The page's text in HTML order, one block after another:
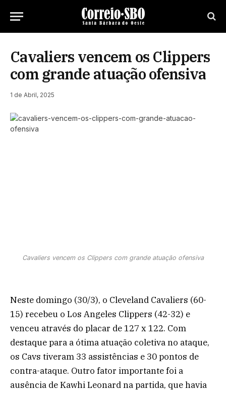
Cavaliers vencem os Clippers
com grande atuação ofensiva
1 de Abril, 2025
Cavaliers vencem os Clippers com grande atuação ofensiva
Neste domingo (30/3), o Cleveland Cavaliers (60-
15) recebeu o Los Angeles Clippers (42-32) e
venceu através do placar de 127 x 122. Com
destaque para a ótima atuação coletiva no ataque,
os Cavs tiveram 33 assistências e 30 pontos de
contra-ataque. Outro fator importante foi a
ausência de Kawhi Leonard na partida, que havia